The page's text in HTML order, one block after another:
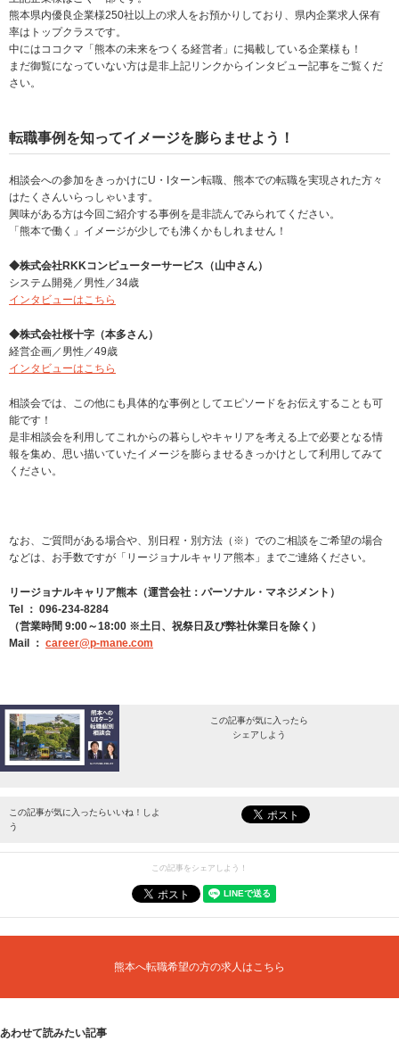
熊本県内優良企業様250社以上の求人をお預かりしており、県内企業求人保有
率はトップクラスです。
中にはココクマ「熊本の未来をつくる経営者」に掲載している企業様も！
まだ御覧になっていない方は是非上記リンクからインタビュー記事をご覧くだ
さい。
転職事例を知ってイメージを膨らませよう！
相談会への参加をきっかけにU・Iターン転職、熊本での転職を実現された方々
はたくさんいらっしゃいます。
興味がある方は今回ご紹介する事例を是非読んでみられてください。
「熊本で働く」イメージが少しでも沸くかもしれません！
◆株式会社RKKコンピューターサービス（山中さん）
システム開発／男性／34歳
インタビューはこちら
◆株式会社桜十字（本多さん）
経営企画／男性／49歳
インタビューはこちら
相談会では、この他にも具体的な事例としてエピソードをお伝えすることも可
能です！
是非相談会を利用してこれからの暮らしやキャリアを考える上で必要となる情
報を集め、思い描いていたイメージを膨らませるきっかけとして利用してみて
ください。
なお、ご質問がある場合や、別日程・別方法（※）でのご相談をご希望の場合
などは、お手数ですが「リージョナルキャリア熊本」までご連絡ください。
リージョナルキャリア熊本（運営会社：パーソナル・マネジメント）
Tel ： 096-234-8284
（営業時間 9:00～18:00 ※土日、祝祭日及び弊社休業日を除く）
Mail ： career@p-mane.com
この記事が気に入ったら
シェアしよう
最新情報をお届けします。
この記事が気に入ったらいいね！しよ
う
この記事をシェアしよう！
熊本へ転職希望の方の求人はこちら
あわせて読みたい記事